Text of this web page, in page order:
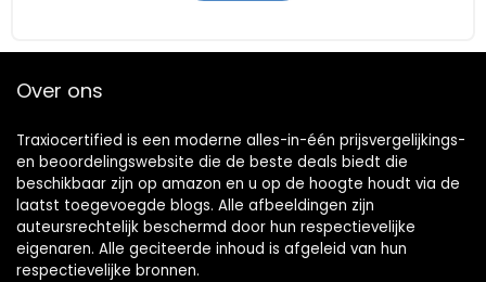
Over ons
Traxiocertified is een moderne alles-in-één prijsvergelijkings-
en beoordelingswebsite die de beste deals biedt die
beschikbaar zijn op amazon en u op de hoogte houdt via de
laatst toegevoegde blogs. Alle afbeeldingen zijn
auteursrechtelijk beschermd door hun respectievelijke
eigenaren. Alle geciteerde inhoud is afgeleid van hun
respectievelijke bronnen.